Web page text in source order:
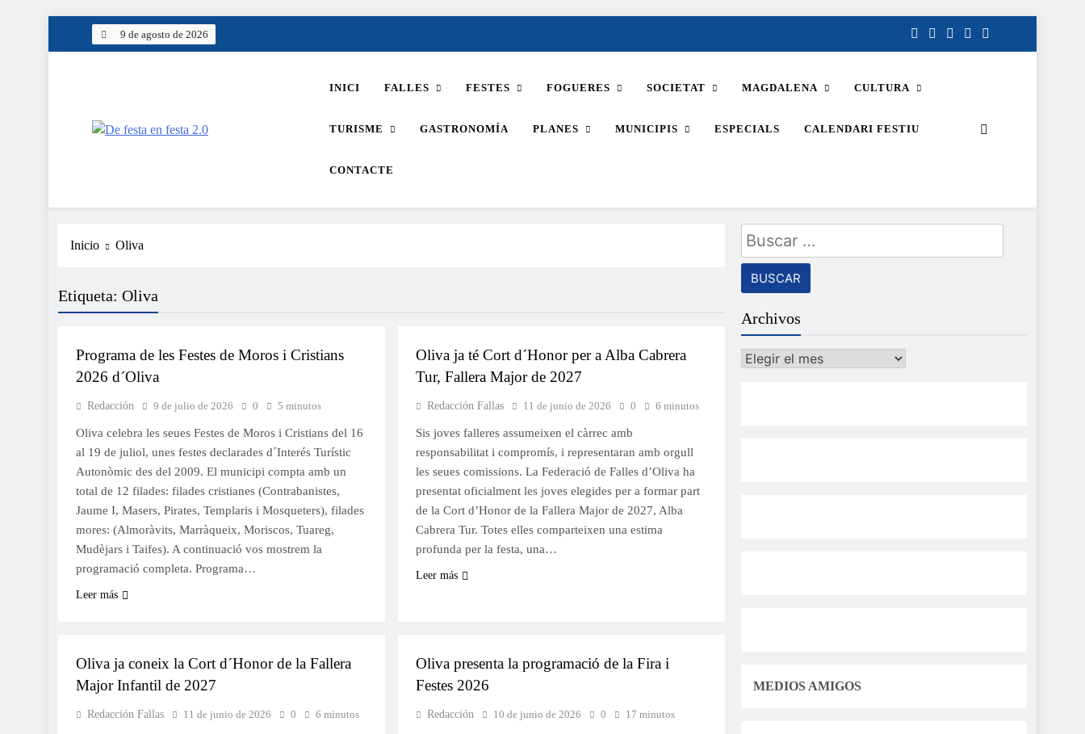
9 de agosto de 2026
INICI FALLES FESTES FOGUERES SOCIETAT MAGDALENA CULTURA
TURISME GASTRONOMÍA PLANES MUNICIPIS ESPECIALS CALENDARI FESTIU
CONTACTE
Inicio Oliva
Etiqueta: Oliva
MOROS I CRISTIANS
Programa de les Festes de Moros i Cristians
2026 d´Oliva
Redacción 9 de julio de 2026 0 5 minutos
Oliva celebra les seues Festes de Moros i Cristians del 16
al 19 de juliol, unes festes declarades d´Interés Turístic
Autonòmic des del 2009. El municipi compta amb un
total de 12 filades: filades cristianes (Contrabanistes,
Jaume I, Masers, Pirates, Templaris i Mosqueters), filades
mores: (Almoràvits, Marràqueix, Moriscos, Tuareg,
Mudèjars i Taifes). A continuació vos mostrem la
programació completa. Programa…
Leer más
Oliva ja té Cort d´Honor per a Alba Cabrera
Tur, Fallera Major de 2027
Redacción Fallas 11 de junio de 2026 0 6 minutos
Sis joves falleres assumeixen el càrrec amb
responsabilitat i compromís, i representaran amb orgull
les seues comissions. La Federació de Falles d’Oliva ha
presentat oficialment les joves elegides per a formar part
de la Cort d’Honor de la Fallera Major de 2027, Alba
Cabrera Tur. Totes elles comparteixen una estima
profunda per la festa, una…
Leer más
Oliva ja coneix la Cort d´Honor de la Fallera
Major Infantil de 2027
Redacción Fallas 11 de junio de 2026 0 6 minutos
Oliva presenta la programació de la Fira i
Festes 2026
Redacción 10 de junio de 2026 0 17 minutos
Buscar:
Archivos
Archivos
MEDIOS AMIGOS